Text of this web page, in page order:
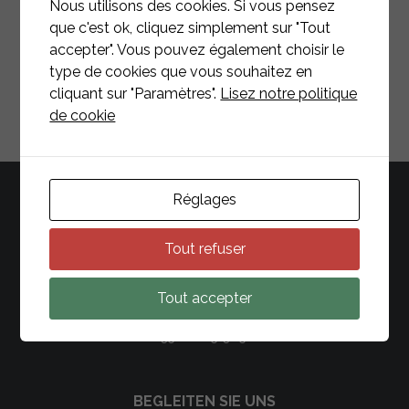
Büro und Lager: 15 Op de Geieren, 4970 Dippach, Luxemburg
BEGLEITEN SIE UNS
Nous utilisons des cookies. Si vous pensez
que c'est ok, cliquez simplement sur "Tout
accepter". Vous pouvez également choisir le
type de cookies que vous souhaitez en
cliquant sur "Paramètres". Lisez notre politique
de cookie
Réglages
Tout refuser
Tout accepter